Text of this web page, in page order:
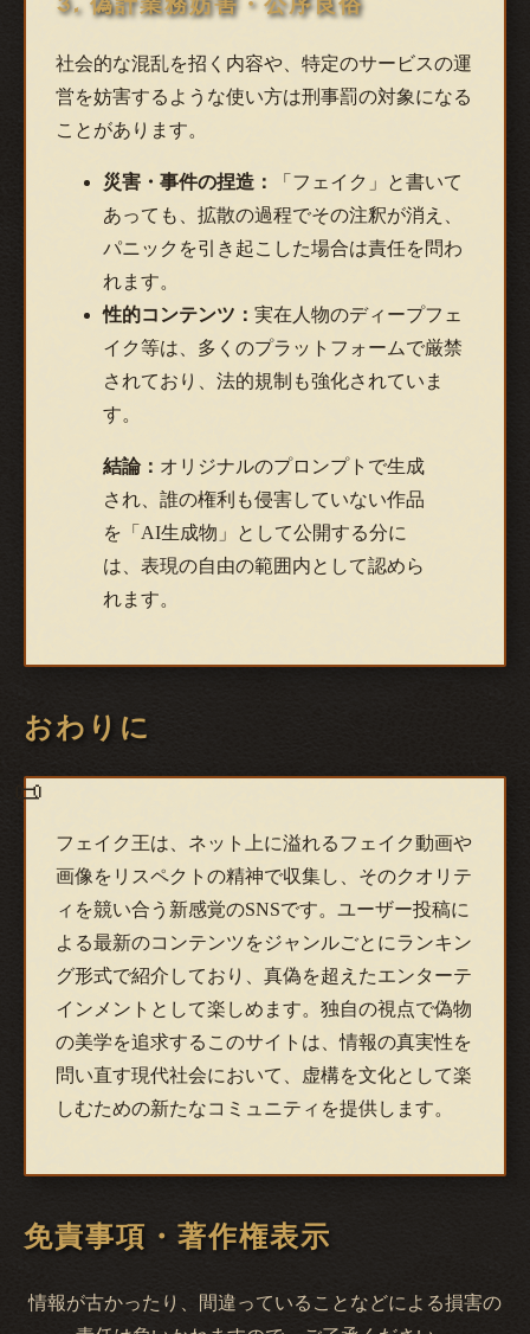
3. 偽計業務妨害・公序良俗
社会的な混乱を招く内容や、特定のサービスの運
営を妨害するような使い方は刑事罰の対象になる
ことがあります。
災害・事件の捏造：
「フェイク」と書いて
あっても、拡散の過程でその注釈が消え、
パニックを引き起こした場合は責任を問わ
れます。
性的コンテンツ： 実在人物のディープフェ
イク等は、多くのプラットフォームで厳禁
されており、法的規制も強化されていま
す。
結論： オリジナルのプロンプトで生成
され、誰の権利も侵害していない作品
を「AI生成物」として公開する分に
は、表現の自由の範囲内として認めら
れます。
おわりに
フェイク王は、ネット上に溢れるフェイク動画や
画像をリスペクトの精神で収集し、そのクオリテ
ィを競い合う新感覚のSNSです。ユーザー投稿に
よる最新のコンテンツをジャンルごとにランキン
グ形式で紹介しており、真偽を超えたエンターテ
インメントとして楽しめます。独自の視点で偽物
の美学を追求するこのサイトは、情報の真実性を
問い直す現代社会において、虚構を文化として楽
しむための新たなコミュニティを提供します。
免責事項・著作権表示
情報が古かったり、間違っていることなどによる損害の